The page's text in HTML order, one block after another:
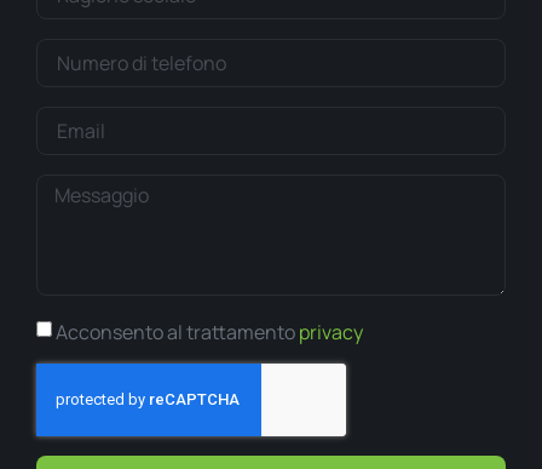
Acconsento al trattamentoprivacy